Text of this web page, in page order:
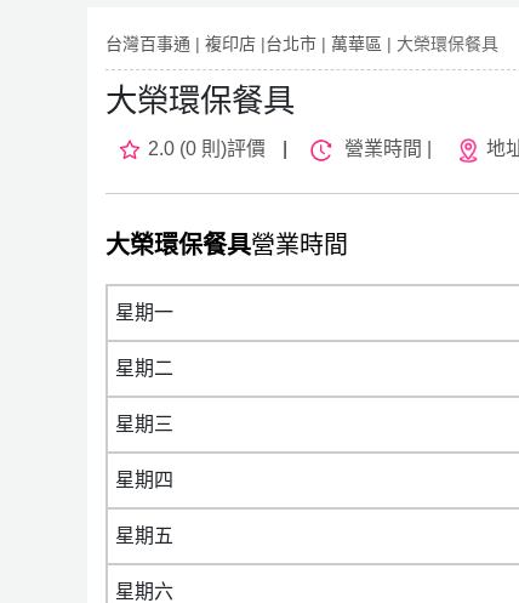
台灣百事通 | 複印店 |台北市 | 萬華區 | 大榮環保餐具
大榮環保餐具
2.0 (0 則)評價 營業時間 | 地
大榮環保餐具營業時間
星期一
星期二
星期三
星期四
星期五
星期六